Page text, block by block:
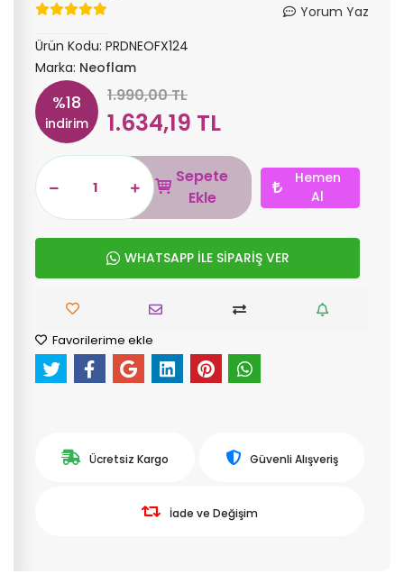
Yorum Yaz
Ürün Kodu: PRDNEOFX124
Marka: Neoflam
%18
indirim
1.990,00 TL
1.634,19 TL
Sepete
Ekle
Hemen
Al
WHATSAPP İLE SİPARİŞ VER
Favorilerime ekle
Ücretsiz Kargo Güvenli Alışveriş
İade ve Değişim